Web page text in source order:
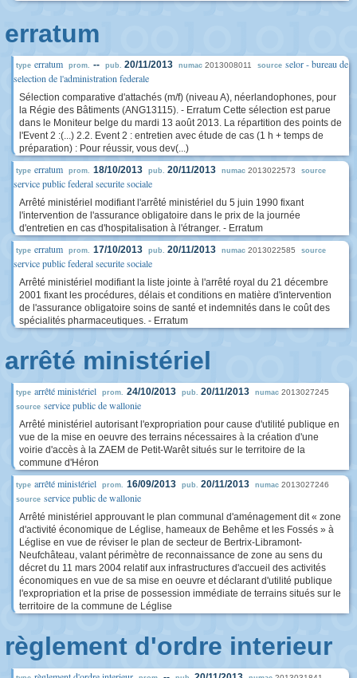
erratum
type erratum prom. -- pub. 20/11/2013 numac 2013008011 source selor - bureau de
selection de l'administration federale
Sélection comparative d'attachés (m/f) (niveau A), néerlandophones, pour
la Régie des Bâtiments (ANG13115). - Erratum Cette sélection est parue
dans le Moniteur belge du mardi 13 août 2013. La répartition des points de
l'Event 2 :(...) 2.2. Event 2 : entretien avec étude de cas (1 h + temps de
préparation) : Pour réussir, vous dev(...)
type erratum prom. 18/10/2013 pub. 20/11/2013 numac 2013022573 source
service public federal securite sociale
Arrêté ministériel modifiant l'arrêté ministériel du 5 juin 1990 fixant
l'intervention de l'assurance obligatoire dans le prix de la journée
d'entretien en cas d'hospitalisation à l'étranger. - Erratum
type erratum prom. 17/10/2013 pub. 20/11/2013 numac 2013022585 source
service public federal securite sociale
Arrêté ministériel modifiant la liste jointe à l'arrêté royal du 21 décembre
2001 fixant les procédures, délais et conditions en matière d'intervention
de l'assurance obligatoire soins de santé et indemnités dans le coût des
spécialités pharmaceutiques. - Erratum
arrêté ministériel
type arrêté ministériel prom. 24/10/2013 pub. 20/11/2013 numac 2013027245
source service public de wallonie
Arrêté ministériel autorisant l'expropriation pour cause d'utilité publique en
vue de la mise en oeuvre des terrains nécessaires à la création d'une
voirie d'accès à la ZAEM de Petit-Warêt situés sur le territoire de la
commune d'Héron
type arrêté ministériel prom. 16/09/2013 pub. 20/11/2013 numac 2013027246
source service public de wallonie
Arrêté ministériel approuvant le plan communal d'aménagement dit « zone
d'activité économique de Léglise, hameaux de Behême et les Fossés » à
Léglise en vue de réviser le plan de secteur de Bertrix-Libramont-
Neufchâteau, valant périmètre de reconnaissance de zone au sens du
décret du 11 mars 2004 relatif aux infrastructures d'accueil des activités
économiques en vue de sa mise en oeuvre et déclarant d'utilité publique
l'expropriation et la prise de possession immédiate de terrains situés sur le
territoire de la commune de Léglise
règlement d'ordre interieur